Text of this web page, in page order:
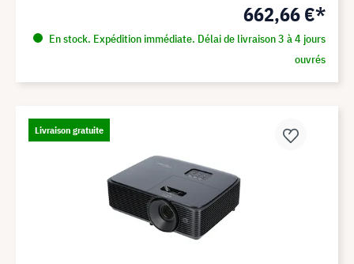
662,66 €*
En stock. Expédition immédiate. Délai de livraison 3 à 4 jours
ouvrés
Livraison gratuite